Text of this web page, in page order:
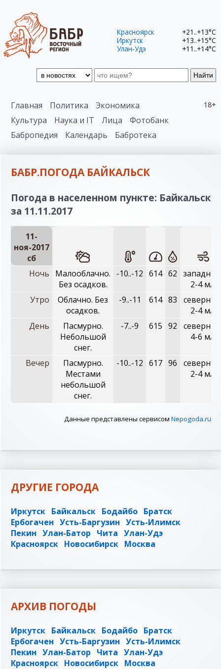
Найти
Красноярск
+21..+13°C
Иркутск
+13..+15°C
Улан-Удэ
+11..+14°C
18+
Главная Политика
Экономика
Культура
Наука и IT Лица
Фотобанк
Бабропедия
Календарь Бабротека
БАБР.ПОГОДА БАЙКАЛЬСК
Погода в населенном пункте: Байкальск
за 11.11.2017
11-
ноя-2017
сб
Ночь
Малооблачно.
Без осадков.
-10..-12 614 62
2-4 м/с
Утро
Облачно. Без
осадков.
-9..-11 614 83
2-4 м/с
День
Пасмурно.
Небольшой
снег.
-7..-9 615 92
4-6 м/с
Вечер
Пасмурно.
Местами
небольшой
снег.
-10..-12 617 96
2-4 м/с
Данные представлены сервисом Nepogoda.ru
ДРУГИЕ ГОРОДА
Иркутск Байкальск Бодайбо Братск
Ербогачен Усть-Баргузин Усть-Илимск
Пекин Улан-Батор Чита Улан-Удэ
Красноярск Новосибирск Москва
АРХИВ ПОГОДЫ
Иркутск Байкальск Бодайбо Братск
Ербогачен Усть-Баргузин Усть-Илимск
Пекин Улан-Батор Чита Улан-Удэ
Красноярск Новосибирск Москва